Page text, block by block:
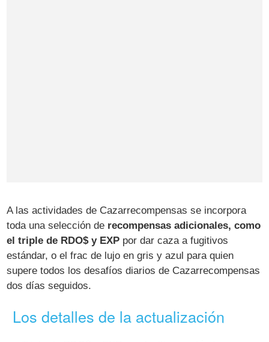
A las actividades de Cazarrecompensas se incorpora
toda una selección de recompensas adicionales, como
el triple de RDO$ y EXP por dar caza a fugitivos
estándar, o el frac de lujo en gris y azul para quien
supere todos los desafíos diarios de Cazarrecompensas
dos días seguidos.
Los detalles de la actualización